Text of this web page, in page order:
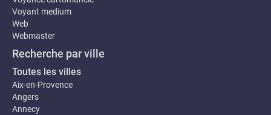
Voyant medium
Web
Webmaster
Recherche par ville
Toutes les villes
Aix-en-Provence
Angers
Annecy